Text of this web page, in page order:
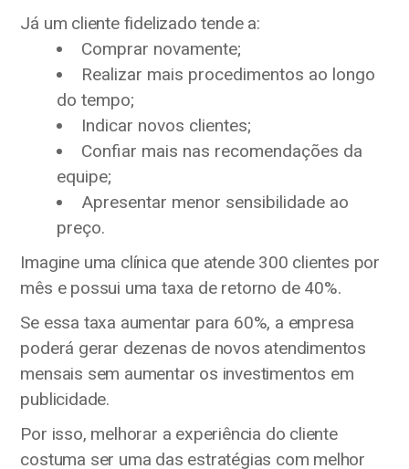
Já um cliente fidelizado tende a:
Comprar novamente;
Realizar mais procedimentos ao longo
do tempo;
Indicar novos clientes;
Confiar mais nas recomendações da
equipe;
Apresentar menor sensibilidade ao
preço.
Imagine uma clínica que atende 300 clientes por
mês e possui uma taxa de retorno de 40%.
Se essa taxa aumentar para 60%, a empresa
poderá gerar dezenas de novos atendimentos
mensais sem aumentar os investimentos em
publicidade.
Por isso, melhorar a experiência do cliente
costuma ser uma das estratégias com melhor